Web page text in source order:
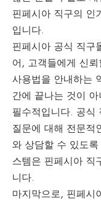
핀페시아 직구의 인
입니다.
핀페시아 공식 직구
어, 고객들에게 신
사용법을 안내하는
간에 끝나는 것이
필수적입니다. 공식
질문에 대해 전문적
와 상담할 수 있도
스템은 핀페시아 직
니다.
마지막으로, 핀페시